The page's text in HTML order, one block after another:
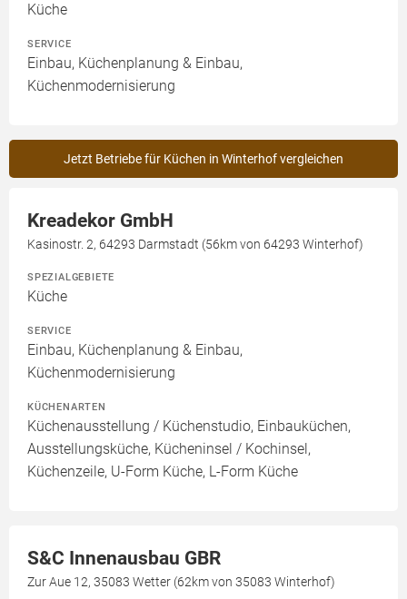
Küche
SERVICE
Einbau, Küchenplanung & Einbau,
Küchenmodernisierung
Jetzt Betriebe für Küchen in Winterhof vergleichen
Kreadekor GmbH
Kasinostr. 2, 64293 Darmstadt (56km von 64293 Winterhof)
SPEZIALGEBIETE
Küche
SERVICE
Einbau, Küchenplanung & Einbau,
Küchenmodernisierung
KÜCHENARTEN
Küchenausstellung / Küchenstudio, Einbauküchen,
Ausstellungsküche, Kücheninsel / Kochinsel,
Küchenzeile, U-Form Küche, L-Form Küche
S&C Innenausbau GBR
Zur Aue 12, 35083 Wetter (62km von 35083 Winterhof)